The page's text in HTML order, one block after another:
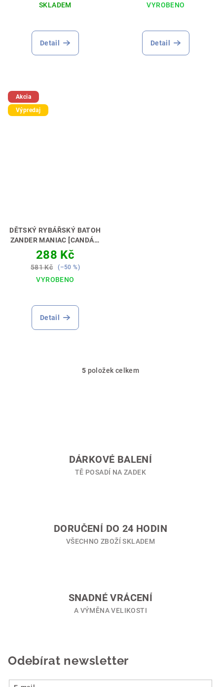
SKLADEM
Detail
VYROBENO
Detail
Akcia
Výpredaj
DĚTSKÝ RYBÁŘSKÝ BATOH
ZANDER MANIAC [CANDÁT]
PERFEKTNÍ DÁREK PRO
MALÉHO RYBÁŘE🎁💝
288 Kč
581 Kč (–50 %)
VYROBENO
Detail
O
í
p
r
v
ý
p
5 položek celkem
DÁRKOVÉ BALENÍ
TĚ POSADÍ NA ZADEK
DORUČENÍ DO 24 HODIN
VŠECHNO ZBOŽÍ SKLADEM
SNADNÉ VRÁCENÍ
A VÝMĚNA VELIKOSTI
Odebírat newsletter